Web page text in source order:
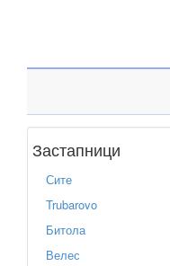
Застапници
Сите
Trubarovo
Битола
Велес